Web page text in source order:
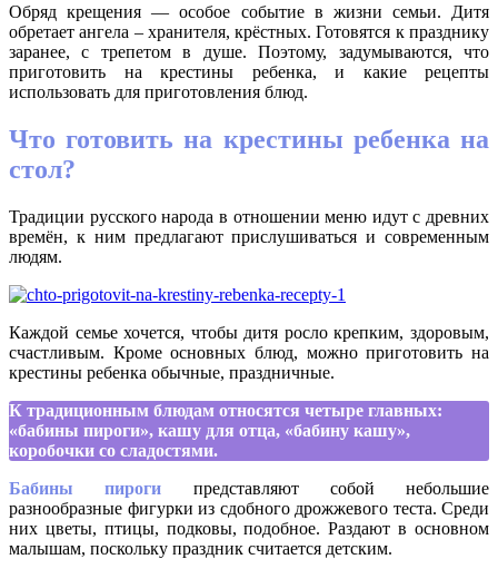
Обряд крещения — особое событие в жизни семьи. Дитя
обретает ангела – хранителя, крёстных. Готовятся к празднику
заранее, с трепетом в душе. Поэтому, задумываются, что
приготовить на крестины ребенка, и какие рецепты
использовать для приготовления блюд.
Что готовить на крестины ребенка на
стол?
Традиции русского народа в отношении меню идут с древних
времён, к ним предлагают прислушиваться и современным
людям.
Каждой семье хочется, чтобы дитя росло крепким, здоровым,
счастливым. Кроме основных блюд, можно приготовить на
крестины ребенка обычные, праздничные.
К традиционным блюдам относятся четыре главных:
«бабины пироги», кашу для отца, «бабину кашу»,
коробочки со сладостями.
Бабины пироги представляют собой небольшие
разнообразные фигурки из сдобного дрожжевого теста. Среди
них цветы, птицы, подковы, подобное. Раздают в основном
малышам, поскольку праздник считается детским.